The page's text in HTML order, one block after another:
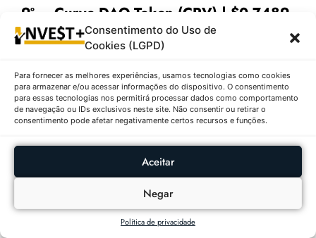
Consentimento do Uso de
Cookies (LGPD)
Para fornecer as melhores experiências, usamos tecnologias como cookies
para armazenar e/ou acessar informações do dispositivo. O consentimento
para essas tecnologias nos permitirá processar dados como comportamento
de navegação ou IDs exclusivos neste site. Não consentir ou retirar o
consentimento pode afetar negativamente certos recursos e funções.
Aceitar
Negar
Política de privacidade
9º – Curve DAO Token (CRV) | $0.7489
↓5.87%
(CRV)está cotado a$0.7489, com uma queda
de-5.87%nas últimas 24 horas e volume de
negociação de$198,648,438. CRV é o token de
governança da Curve Finance, uma das
principais plataformas DeFi para troca eficiente
de stablecoins e ativos similares. Curve mantém
forte presença no setor DeFi, com alto valor total
bloqueado (TVL). Apesar da recente queda, o
projeto continua sendo fundamental para o
ecossistema DeFi, com atualizações constantes